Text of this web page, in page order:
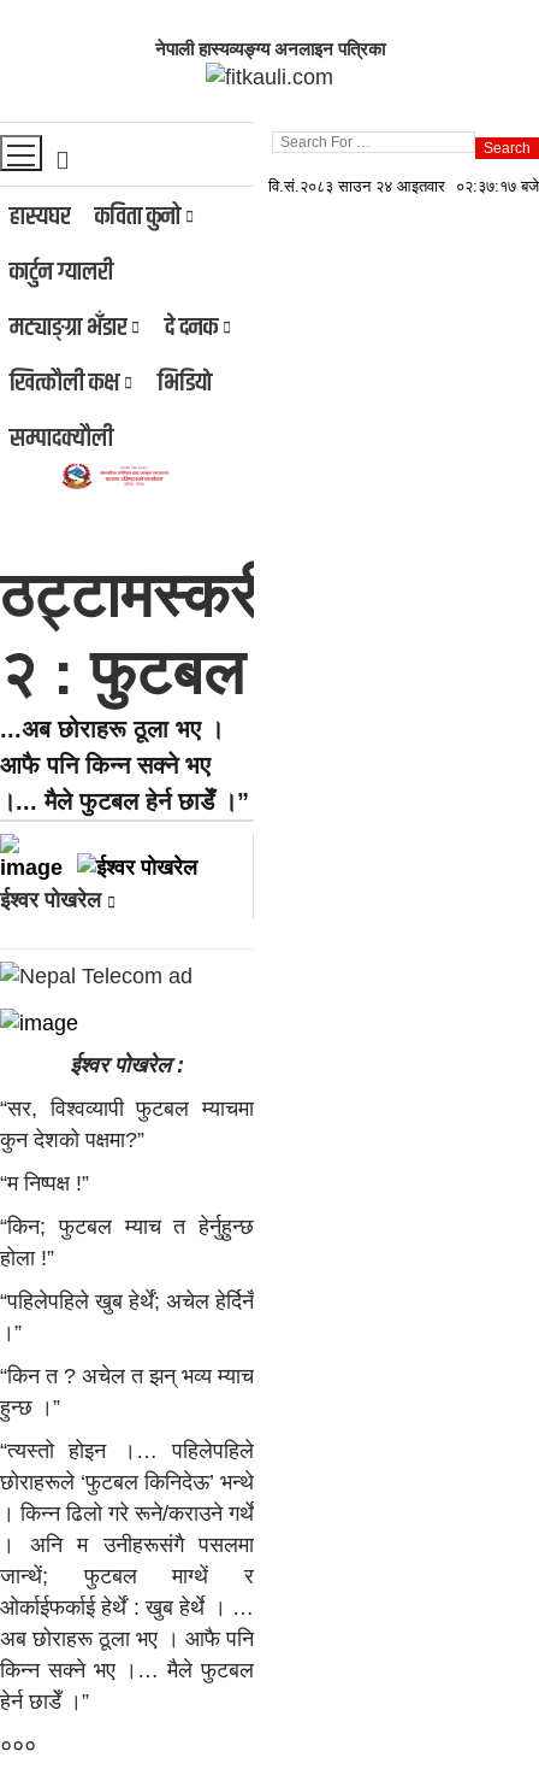
नेपाली हास्यव्यङ्ग्य अनलाइन पत्रिका
Search
वि.सं.२०८३ साउन २४ आइतवार ०२:३७:१८ बजे
हास्यघर
कविता कुनो
कार्टुन ग्यालरी
मट्याङ्ग्रा भँडार
दे दनक
खित्कौली कक्ष
भिडियाे
सम्पादक्यौली
ठट्टामस्करी-
२ : फुटबल
...अब छोराहरू ठूला भए ।
आफै पनि किन्न सक्ने भए
।... मैले फुटबल हेर्न छाडेँ ।”
ईश्वर पाेखरेल
ईश्वर पोखरेल :
“सर, विश्वव्यापी फुटबल म्याचमा
कुन देशको पक्षमा?”
“म निष्पक्ष !”
“किन; फुटबल म्याच त हेर्नुहुन्छ
होला !”
“पहिलेपहिले खुब हेर्थें; अचेल हेर्दिनँ
।”
“किन त ? अचेल त झन् भव्य म्याच
हुन्छ ।”
“त्यस्तो होइन ।… पहिलेपहिले
छोराहरूले ‘फुटबल किनिदेऊ’ भन्थे
। किन्न ढिलो गरे रूने/कराउने गर्थे
। अनि म उनीहरूसंगै पसलमा
जान्थें; फुटबल माग्थें र
ओर्काईफर्काई हेर्थें : खुब हेर्थे । …
अब छोराहरू ठूला भए । आफै पनि
किन्न सक्ने भए ।… मैले फुटबल
हेर्न छाडेँ ।”
०००